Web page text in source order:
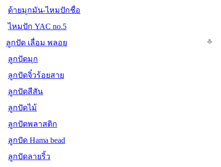
ด้ายมุกมัน-ไหมปักชื่อ
ไหมปัก YAC no.5
ลูกปัด เลื่อม พลอย
ลูกปัดมุก
ลูกปัดจิ๋วร้อยสาย
ลูกปัดสีสัน
ลูกปัดไม้
ลูกปัดพลาสติก
ลูกปัด Hama bead
ลูกปัดลายริ้ว